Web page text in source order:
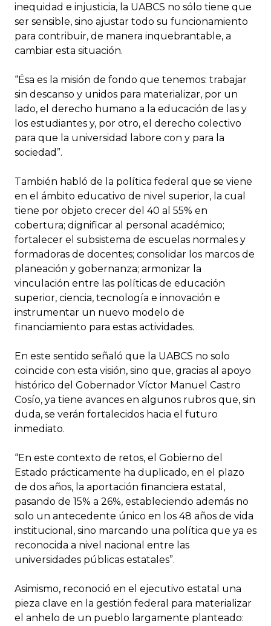
inequidad e injusticia, la UABCS no sólo tiene que
ser sensible, sino ajustar todo su funcionamiento
para contribuir, de manera inquebrantable, a
cambiar esta situación.
“Ésa es la misión de fondo que tenemos: trabajar
sin descanso y unidos para materializar, por un
lado, el derecho humano a la educación de las y
los estudiantes y, por otro, el derecho colectivo
para que la universidad labore con y para la
sociedad”.
También habló de la política federal que se viene
en el ámbito educativo de nivel superior, la cual
tiene por objeto crecer del 40 al 55% en
cobertura; dignificar al personal académico;
fortalecer el subsistema de escuelas normales y
formadoras de docentes; consolidar los marcos de
planeación y gobernanza; armonizar la
vinculación entre las políticas de educación
superior, ciencia, tecnología e innovación e
instrumentar un nuevo modelo de
financiamiento para estas actividades.
En este sentido señaló que la UABCS no solo
coincide con esta visión, sino que, gracias al apoyo
histórico del Gobernador Víctor Manuel Castro
Cosío, ya tiene avances en algunos rubros que, sin
duda, se verán fortalecidos hacia el futuro
inmediato.
“En este contexto de retos, el Gobierno del
Estado prácticamente ha duplicado, en el plazo
de dos años, la aportación financiera estatal,
pasando de 15% a 26%, estableciendo además no
solo un antecedente único en los 48 años de vida
institucional, sino marcando una política que ya es
reconocida a nivel nacional entre las
universidades públicas estatales”.
Asimismo, reconoció en el ejecutivo estatal una
pieza clave en la gestión federal para materializar
el anhelo de un pueblo largamente planteado: